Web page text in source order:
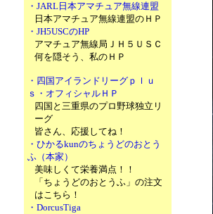
・JARL日本アマチュア無線連盟
日本アマチュア無線連盟のＨＰ
・JH5USCのHP
アマチュア無線局ＪＨ５ＵＳＣ
何を隠そう、私のＨＰ
・四国アイランドリーグｐｌｕ
ｓ・オフィシャルＨＰ
四国と三重県のプロ野球独立リ
ーグ
皆さん、応援してね！
・ひかるkunのちょうどのおとう
ふ（本家）
美味しくて栄養満点！！
「ちょうどのおとうふ」の注文
はこちら！
・DorcusTiga